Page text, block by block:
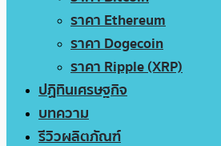
ราคา Ethereum
ราคา Dogecoin
ราคา Ripple (XRP)
ปฏิทินเศรษฐกิจ
บทความ
รีวิวผลิตภัณฑ์